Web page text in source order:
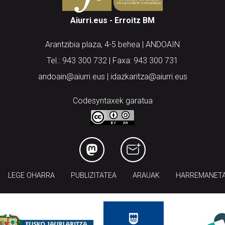
Aiurri.eus - Erroitz BM
Arantzibia plaza, 4-5 behea | ANDOAIN
Tel.: 943 300 732 | Faxa: 943 300 731
andoain@aiurri.eus | idazkaritza@aiurri.eus
Codesyntaxek garatua
LEGE OHARRA PUBLIZITATEA ARAUAK